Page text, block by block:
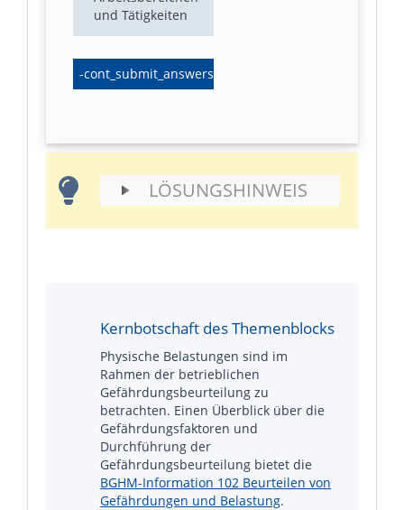
und Tätigkeiten
LÖSUNGSHINWEIS
Kernbotschaft des Themenblocks
Physische Belastungen sind im
Rahmen der betrieblichen
Gefährdungsbeurteilung zu
betrachten. Einen Überblick über die
Gefährdungsfaktoren und
Durchführung der
Gefährdungsbeurteilung bietet die
BGHM-Information 102 Beurteilen von
Gefährdungen und Belastung.